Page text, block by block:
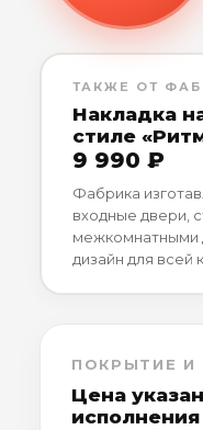
ТАКЖЕ ОТ
Накладка
стиле
9 990 ₽
Фабрика
входные двери,
межкомнатными
дизайн для всей
ПОКРЫТИЕ И
Цена
исполнения